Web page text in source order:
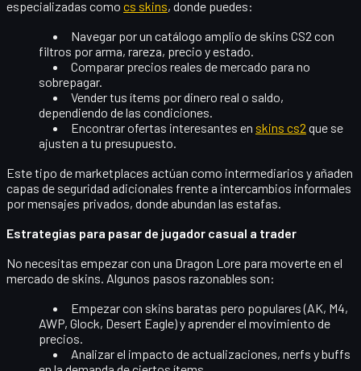
especializadas como cs skins, donde puedes:
Navegar por un catálogo amplio de skins CS2 con
filtros por arma, rareza, precio y estado.
Comparar precios reales de mercado para no
sobrepagar.
Vender tus ítems por dinero real o saldo,
dependiendo de las condiciones.
Encontrar ofertas interesantes en skins cs2 que se
ajusten a tu presupuesto.
Este tipo de marketplaces actúan como intermediarios y añaden
capas de seguridad adicionales frente a intercambios informales
por mensajes privados, donde abundan las estafas.
Estrategias para pasar de jugador casual a trader
No necesitas empezar con una Dragon Lore para moverte en el
mercado de skins. Algunos pasos razonables son:
Empezar con skins baratas pero populares(AK, M4,
AWP, Glock, Desert Eagle) y aprender el movimiento de
precios.
Analizar el impacto de actualizaciones, nerfs y buffs